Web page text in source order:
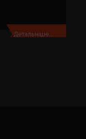
Детальніше...